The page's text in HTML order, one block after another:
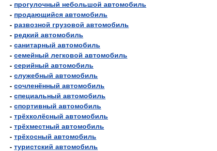
- прогулочный небольшой автомобиль
- продающийся автомобиль
- развозной грузовой автомобиль
- редкий автомобиль
- санитарный автомобиль
- семейный легковой автомобиль
- серийный автомобиль
- служебный автомобиль
- сочленённый автомобиль
- специальный автомобиль
- спортивный автомобиль
- трёхколёсный автомобиль
- трёхместный автомобиль
- трёхосный автомобиль
- туристский автомобиль